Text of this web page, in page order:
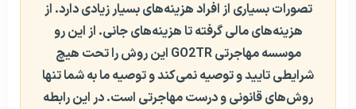
تصورات بسیاری از افراد هزینه‌های بسیار زیادی دارد. از
هزینه‌های مالی گرفته تا هزینه‌های جانی. از این رو
موسسه مهاجرتی GO2TR این روش را تحت هیچ
شرایطی تایید و توصیه نمی‌کند و توصیه ما به شما تنها
روش‌های قانونی و درست مهاجرتی است. در این رابطه